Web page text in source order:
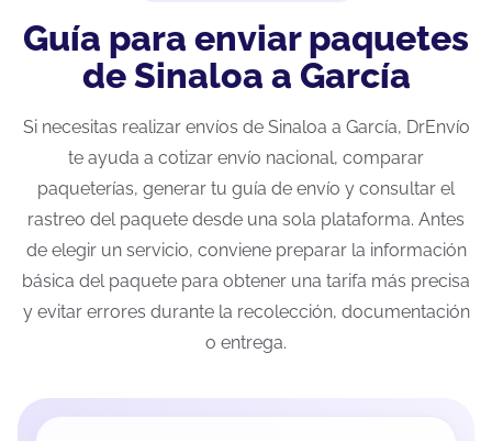
Guía para enviar paquetes
de Sinaloa a García
Si necesitas realizar envíos de Sinaloa a García, DrEnvío
te ayuda a cotizar envío nacional, comparar
paqueterías, generar tu guía de envío y consultar el
rastreo del paquete desde una sola plataforma. Antes
de elegir un servicio, conviene preparar la información
básica del paquete para obtener una tarifa más precisa
y evitar errores durante la recolección, documentación
o entrega.